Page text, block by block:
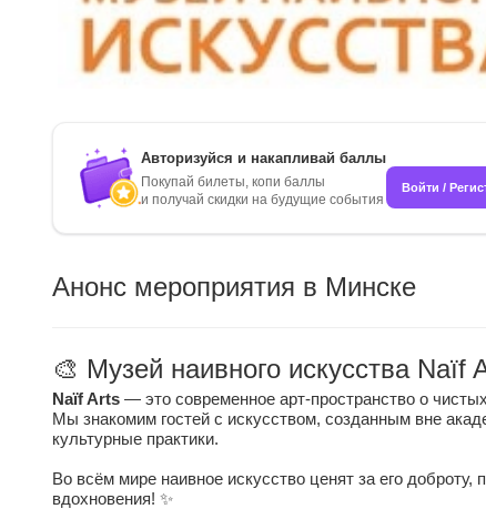
Авторизуйся и накапливай баллы
Покупай билеты, копи баллы
и получай скидки на будущие события
Войти /
Анонс мероприятия в Минске
🎨 Музей наивного искусства Naïf
Naïf Arts — это современное арт-пространство о
Мы знакомим гостей с искусством, созданным вне
культурные практики.
Во всём мире наивное искусство ценят за его
вдохновения! ✨